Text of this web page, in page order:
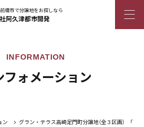
橋市で分譲地をお探しなら
阿久津都市開発
フォメーション
ン グラン・テラス高崎足門町分譲地（全３区画） 「１